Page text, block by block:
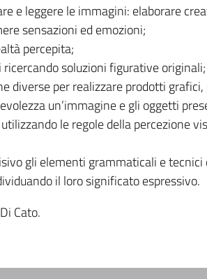
e leggere le immagini: elaborare
sensazioni ed emozioni;
percepita;
soluzioni figurative originali;
diverse per realizzare prodotti
un’immagine e gli oggetti
le regole della percezione
gli elementi grammaticali e tecnici
il loro significato espressivo.
Cato.